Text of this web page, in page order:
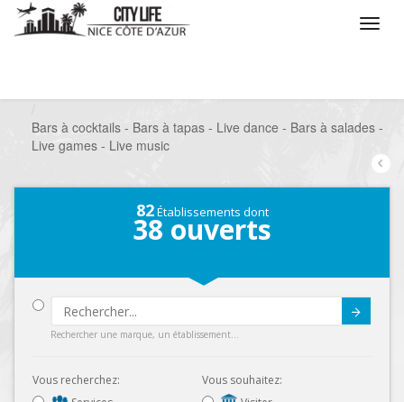
Bars à cocktails - Bars à tapas - Live dance - Bars à salades -
Live games - Live music
82Établissements dont
38 ouverts
Rechercher une marque, un établissement...
Vous recherchez:
Vous souhaitez: